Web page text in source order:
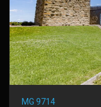
MG 9714